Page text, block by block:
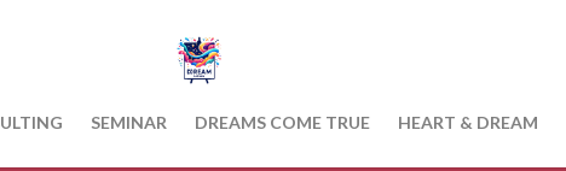
SEMINAR DREAMS COME TRUE HEART & DREAM